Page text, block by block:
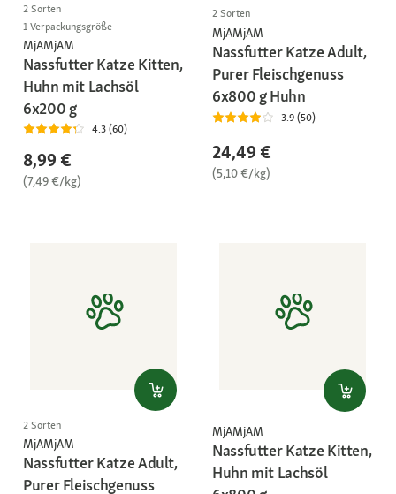
2 Sorten
1 Verpackungsgröße
MjAMjAM
Nassfutter Katze Kitten,
Huhn mit Lachsöl
6x200 g
4.3 (60)
8,99 €
(7,49 €/kg)
2 Sorten
MjAMjAM
Nassfutter Katze Adult,
Purer Fleischgenuss
6x800 g Huhn
3.9 (50)
24,49 €
(5,10 €/kg)
2 Sorten
MjAMjAM
Nassfutter Katze Adult,
Purer Fleischgenuss
MjAMjAM
Nassfutter Katze Kitten,
Huhn mit Lachsöl